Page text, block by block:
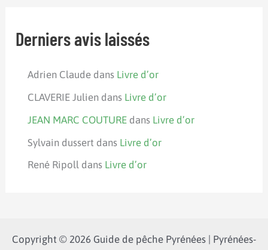
Derniers avis laissés
Adrien Claude dans Livre d’or
CLAVERIE Julien dans Livre d’or
JEAN MARC COUTURE dans Livre d’or
Sylvain dussert dans Livre d’or
René Ripoll dans Livre d’or
Copyright © 2026 Guide de pêche Pyrénées | Pyrénées-